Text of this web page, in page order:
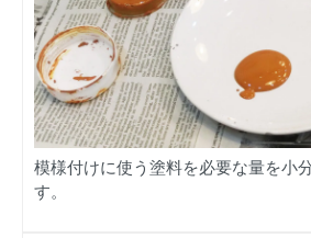
模様付けに使う塗料を必要な量を小
す。